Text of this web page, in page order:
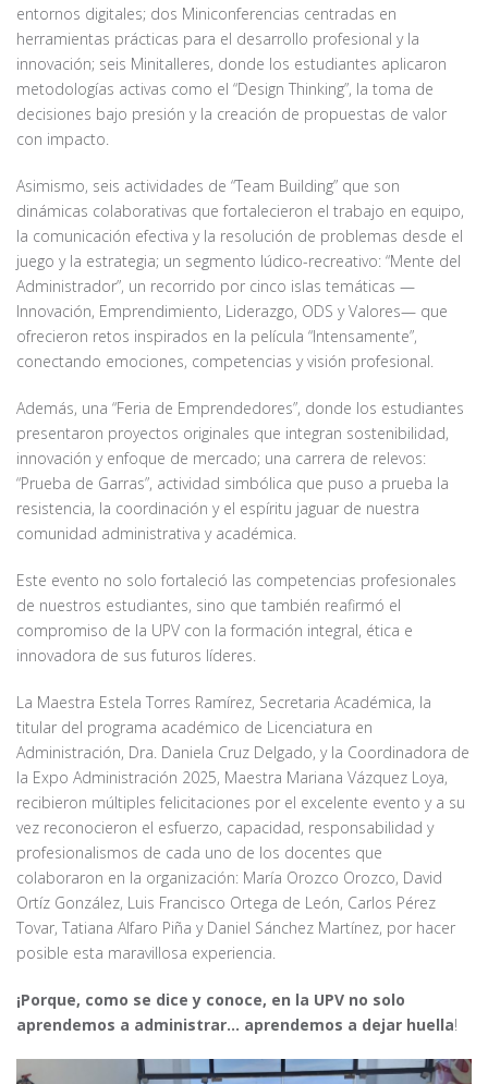
entornos digitales; dos Miniconferencias centradas en
herramientas prácticas para el desarrollo profesional y la
innovación; seis Minitalleres, donde los estudiantes aplicaron
metodologías activas como el “Design Thinking”, la toma de
decisiones bajo presión y la creación de propuestas de valor
con impacto.
Asimismo, seis actividades de “Team Building” que son
dinámicas colaborativas que fortalecieron el trabajo en equipo,
la comunicación efectiva y la resolución de problemas desde el
juego y la estrategia; un segmento lúdico-recreativo: “Mente del
Administrador”, un recorrido por cinco islas temáticas —
Innovación, Emprendimiento, Liderazgo, ODS y Valores— que
ofrecieron retos inspirados en la película “Intensamente”,
conectando emociones, competencias y visión profesional.
Además, una “Feria de Emprendedores”, donde los estudiantes
presentaron proyectos originales que integran sostenibilidad,
innovación y enfoque de mercado; una carrera de relevos:
“Prueba de Garras”, actividad simbólica que puso a prueba la
resistencia, la coordinación y el espíritu jaguar de nuestra
comunidad administrativa y académica.
Este evento no solo fortaleció las competencias profesionales
de nuestros estudiantes, sino que también reafirmó el
compromiso de la UPV con la formación integral, ética e
innovadora de sus futuros líderes.
La Maestra Estela Torres Ramírez, Secretaria Académica, la
titular del programa académico de Licenciatura en
Administración, Dra. Daniela Cruz Delgado, y la Coordinadora de
la Expo Administración 2025, Maestra Mariana Vázquez Loya,
recibieron múltiples felicitaciones por el excelente evento y a su
vez reconocieron el esfuerzo, capacidad, responsabilidad y
profesionalismos de cada uno de los docentes que
colaboraron en la organización: María Orozco Orozco, David
Ortíz González, Luis Francisco Ortega de León, Carlos Pérez
Tovar, Tatiana Alfaro Piña y Daniel Sánchez Martínez, por hacer
posible esta maravillosa experiencia.
¡Porque, como se dice y conoce, en la UPV no solo
aprendemos a administrar… aprendemos a dejar huella!